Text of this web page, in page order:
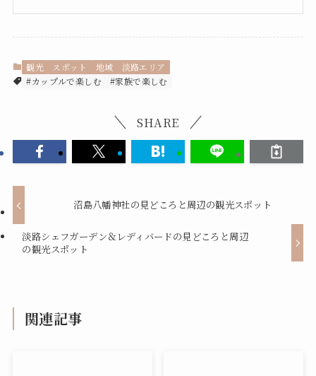
観光 スポット 地域
淡路エリア
#カップルで楽しむ
#家族で楽しむ
SHARE
沼島八幡神社の見どころと周辺の観光スポット
淡路シェフガーデン＆レディバードの見どころと周辺
の観光スポット
関連記事